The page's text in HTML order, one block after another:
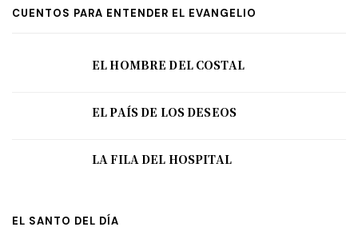
CUENTOS PARA ENTENDER EL EVANGELIO
EL HOMBRE DEL COSTAL
EL PAÍS DE LOS DESEOS
LA FILA DEL HOSPITAL
EL SANTO DEL DÍA